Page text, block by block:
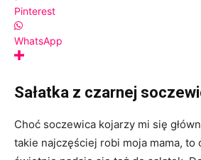
Pinterest
WhatsApp
Sałatka z czarnej
Choć soczewica kojarzy mi się
takie najczęściej robi moja mama, to